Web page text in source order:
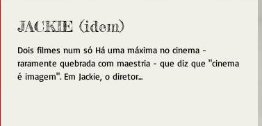
JACKIE (idem)
Dois filmes num só Há uma máxima no cinema -
raramente quebrada com maestria - que diz que "cinema
é imagem". Em Jackie, o diretor...